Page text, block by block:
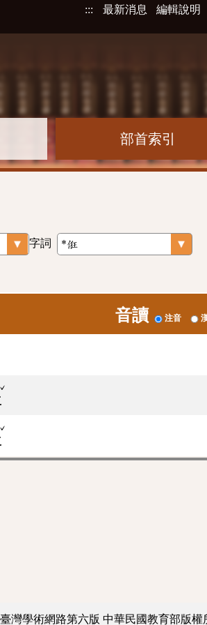
::: 最新消息 編輯說明
部首索引
字詞
音讀 注音
ˇ
ˇ
灣學術網路第六版 中華民國教育部版權